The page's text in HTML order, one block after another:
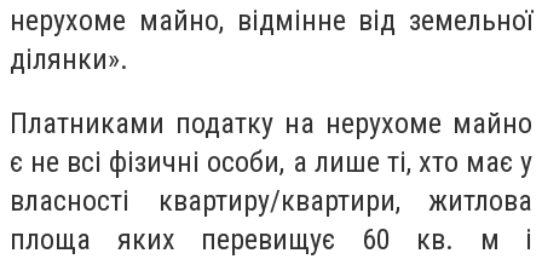
нерухоме майно, відмінне від земельної
ділянки».
Платниками податку на нерухоме майно
є не всі фізичні особи, а лише ті, хто має у
власності квартиру/квартири, житлова
площа яких перевищує 60 кв. м і